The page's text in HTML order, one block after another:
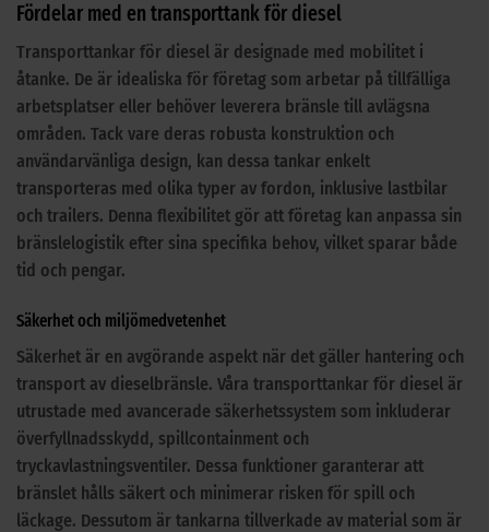
Fördelar med en transporttank för diesel
Transporttankar för diesel är designade med mobilitet i
åtanke. De är idealiska för företag som arbetar på tillfälliga
arbetsplatser eller behöver leverera bränsle till avlägsna
områden. Tack vare deras robusta konstruktion och
användarvänliga design, kan dessa tankar enkelt
transporteras med olika typer av fordon, inklusive lastbilar
och trailers. Denna flexibilitet gör att företag kan anpassa sin
bränslelogistik efter sina specifika behov, vilket sparar både
tid och pengar.
Säkerhet och miljömedvetenhet
Säkerhet är en avgörande aspekt när det gäller hantering och
transport av dieselbränsle. Våra transporttankar för diesel är
utrustade med avancerade säkerhetssystem som inkluderar
överfyllnadsskydd, spillcontainment och
tryckavlastningsventiler. Dessa funktioner garanterar att
bränslet hålls säkert och minimerar risken för spill och
läckage. Dessutom är tankarna tillverkade av material som är